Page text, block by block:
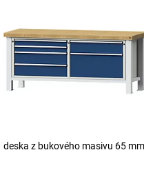
deska z bukového masivu 65 mm